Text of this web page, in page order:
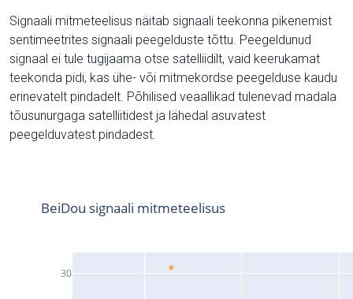
Signaali mitmeteelisus näitab signaali teekonna pikenemist
sentimeetrites signaali peegelduste tõttu. Peegeldunud
signaal ei tule tugijaama otse satelliidilt, vaid keerukamat
teekonda pidi, kas ühe- või mitmekordse peegelduse kaudu
erinevatelt pindadelt. Põhilised veaallikad tulenevad madala
tõusunurgaga satelliitidest ja lähedal asuvatest
peegelduvatest pindadest.
30
BeiDou signaali mitmeteelisus